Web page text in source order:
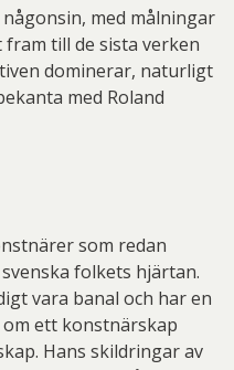
med målningar
till de sista verken
dominerar, naturligt
med Roland
som redan
folkets hjärtan.
vara banal och har en
ett konstnärskap
Hans skildringar av